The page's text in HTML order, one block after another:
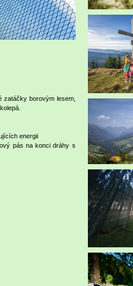
zatáčky borovým lesem,
energii
pás na konci dráhy s